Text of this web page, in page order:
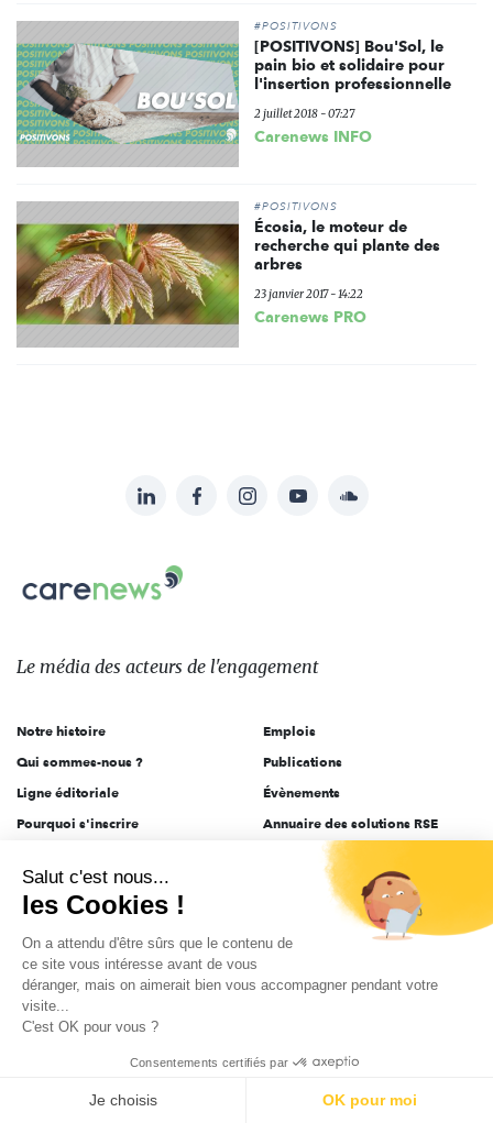
#POSITIVONS
[POSITIVONS] Bou'Sol, le
pain bio et solidaire pour
l'insertion professionnelle
2 juillet 2018 - 07:27
Carenews INFO
#POSITIVONS
Écosia, le moteur de
recherche qui plante des
arbres
23 janvier 2017 - 14:22
Carenews PRO
sur:
LinkedInFacebookInstagramYouTubeSoundcloud
Le
des
l'engagement
Le média des acteurs de l'engagement
Notre histoire
Qui sommes-nous ?
Ligne éditoriale
Pourquoi s'inscrire
Actualités
Appels à projets
Emplois
Publications
Évènements
Annuaire des solutions RSE
S'inscrire aux newsletters
Journalistes et rédacteurs
Mission RSE
Le kit média Carenews
Groupe AEF
Salut c'est nous...
les Cookies !
On a attendu d'être sûrs que le contenu de
ce site vous intéresse avant de vous
déranger, mais on aimerait bien vous accompagner pendant votre
visite...
C'est OK pour vous ?
Consentements certifiés par
Je choisis OK pour moi